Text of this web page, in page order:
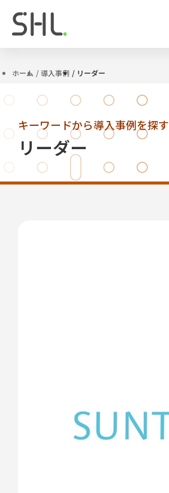
ホーム 導入事例 リーダー
キーワードから導入事例を探す
リーダー